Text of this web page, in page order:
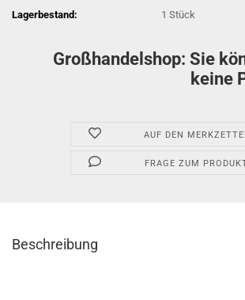
Lagerbestand: 1Stück
Großhandelshop: Sie
keine
AUF DEN
FRAGE ZUM
Beschreibung